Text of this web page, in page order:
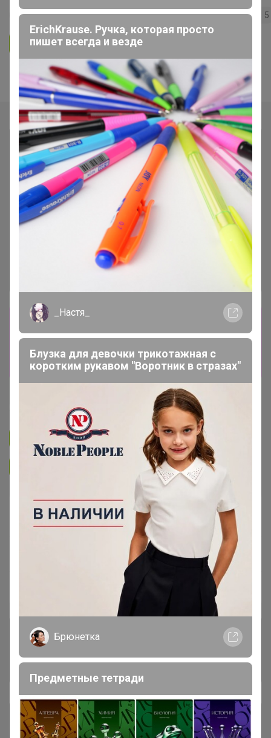
245 5.0 31.9K 41.8K 1.6K 5
Ответить
Показаны записи1-4из4
завершен
Перейти к текущей закупке
Happy Baby
Подписаться на закупку
3.7K
В архиве Собрано
51 %
~ 5 дней
1 лот
Комментарии к лотам 1.6K
Отзывы участников
Описание
ErichKrause. Ручка, которая просто
пишет всегда и везде
_Настя_
Блузка для девочки трикотажная с
коротким рукавом "Воротник в стразах"
Брюнетка
Предметные тетради